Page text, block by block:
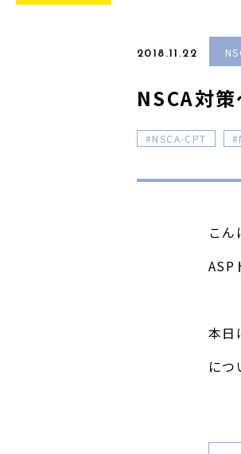
2018.11.22
NSCA対
NSCA-CPT
こん
ASP
本日
につ